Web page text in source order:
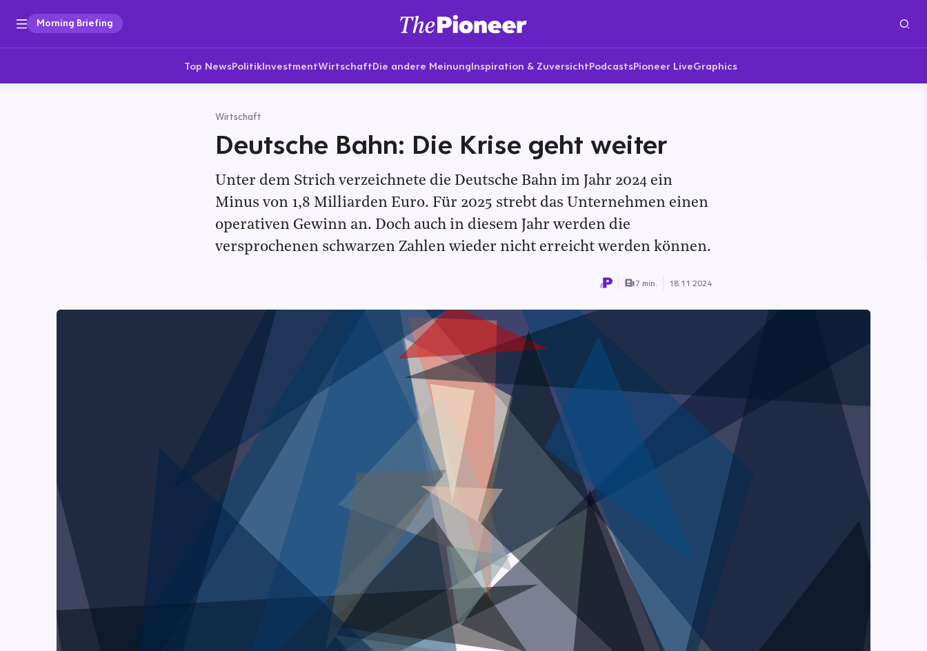
Morning Briefing
Top NewsPolitikInvestmentWirtschaftDie andere MeinungInspiration & ZuversichtPodcastsPioneer LiveGraphics
Wirtschaft
Deutsche Bahn: Die Krise geht weiter
Unter dem Strich verzeichnete die Deutsche Bahn im Jahr 2024 ein
Minus von 1,8 Milliarden Euro. Für 2025 strebt das Unternehmen einen
operativen Gewinn an. Doch auch in diesem Jahr werden die
versprochenen schwarzen Zahlen wieder nicht erreicht werden können.
7 min. 18.11.2024